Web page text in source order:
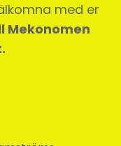
med er
Mekonomen